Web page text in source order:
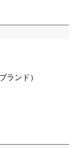
ランド）